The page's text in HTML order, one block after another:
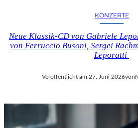
KONZERTE
Neue Klassik-CD von Gabriele
von Ferruccio Busoni, Sergei
Leporatti
Veröffentlicht am:27. Juni 2026von